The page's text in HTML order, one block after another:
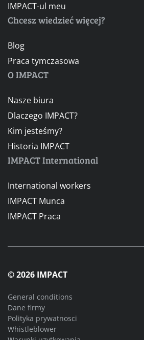
IMPACT-ul meu
Chcesz wiedzieć więcej?
Blog
Praca tymczasowa
O IMPACT
Nasze biura
Dlaczego IMPACT?
Kim jesteśmy?
Historia IMPACT
IMPACT International
International workers
IMPACT Munca
IMPACT Praca
© 2026 IMPACT
General conditions
Dane firmy
Polityka prywatnosci
Whistleblower